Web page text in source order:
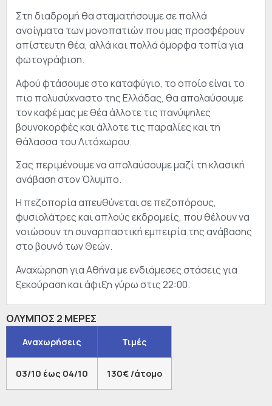
Στη διαδρομή θα σταματήσουμε σε πολλά
ανοίγματα των μονοπατιών που μας προσφέρουν
απίστευτη θέα, αλλά και πολλά όμορφα τοπία για
φωτογράφιση.
Αφού φτάσουμε στο καταφύγιο, το οποίο είναι το
πιο πολυσύχναστο της Ελλάδας, θα απολαύσουμε
τον καφέ μας με θέα άλλοτε τις πανύψηλες
βουνοκορφές και άλλοτε τις παραλίες και τη
θάλασσα του Λιτόχωρου.
Σας περιμένουμε να απολαύσουμε μαζί τη κλασική
ανάβαση στον Όλυμπο.
Η πεζοπορία απευθύνεται σε πεζοπόρους,
φυσιολάτρες και απλούς εκδρομείς, που θέλουν να
νοιώσουν τη συναρπαστική εμπειρία της ανάβασης
στο βουνό των Θεών.
Αναχώρηση για Αθήνα με ενδιάμεσες στάσεις για
ξεκούραση και άφιξη γύρω στις 22:00.
ΟΛΥΜΠΟΣ 2 ΜΕΡΕΣ
Αναχωρήσεις Τιμές
03/10 έως 04/10 130€ /άτομο